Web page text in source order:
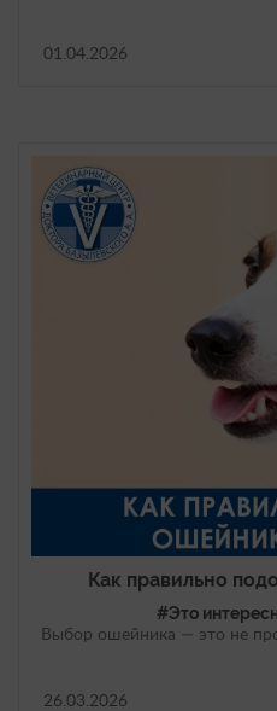
01.04.2026
Как правильно
#Это
Выбор ошейника — это не
26.03.2026